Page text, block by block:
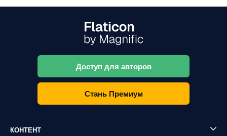
Доступ для авторов
Стань Премиум
КОНТЕНТ